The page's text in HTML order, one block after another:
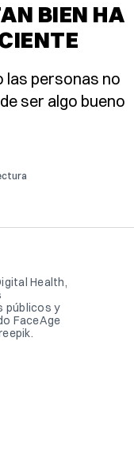
BIEN HA
las personas no
ser algo bueno
Health,
públicos y
FaceAge